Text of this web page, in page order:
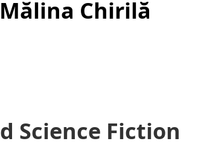
Chirilă
Science Fiction